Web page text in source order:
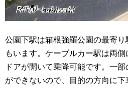
公園下駅は箱根強羅公園の最寄
もいます。ケーブルカー駅は両
ドアが開いて乗降可能です。一
ができないので、目的の方向に